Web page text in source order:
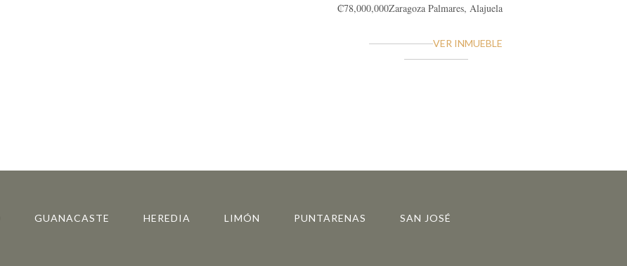
₡78,000,000Zaragoza Palmares, Alajuela
VER INMUEBLE
GUANACASTE HEREDIA LIMÓN PUNTARENAS SAN JOSÉ